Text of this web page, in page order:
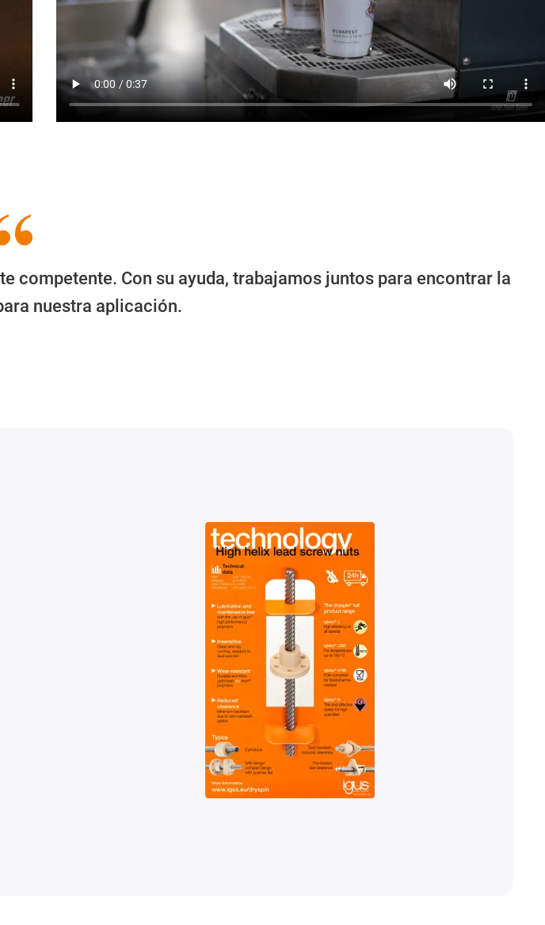
Con su ayuda, trabajamos juntos para encontrar la
nuestra aplicación.